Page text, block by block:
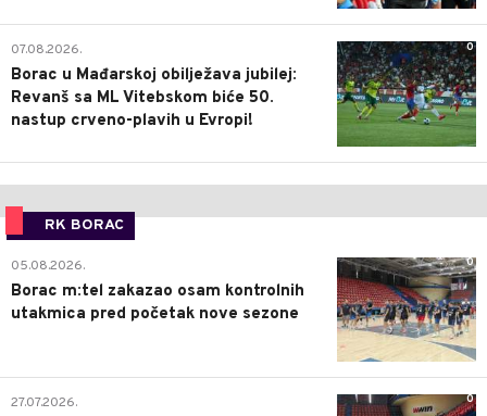
0
07.08.2026.
Borac u Mađarskoj obilježava jubilej:
Revanš sa ML Vitebskom biće 50.
nastup crveno-plavih u Evropi!
RK BORAC
0
05.08.2026.
Borac m:tel zakazao osam kontrolnih
utakmica pred početak nove sezone
0
27.07.2026.